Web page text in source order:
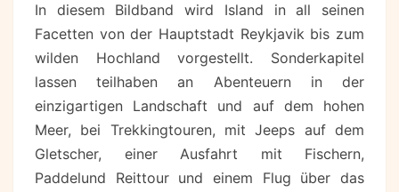
In diesem Bildband wird Island in all seinen
Facetten von der Hauptstadt Reykjavik bis zum
wilden Hochland vorgestellt. Sonderkapitel
lassen teilhaben an Abenteuern in der
einzigartigen Landschaft und auf dem hohen
Meer, bei Trekkingtouren, mit Jeeps auf dem
Gletscher, einer Ausfahrt mit Fischern,
Paddelund Reittour und einem Flug über das